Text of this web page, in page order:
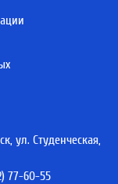
ул. Студенческая,
77-60-55